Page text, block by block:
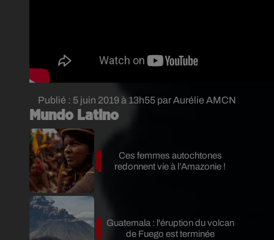
Publié : 5 juin 2019 à 13h55 par Aurélie AMCN
Mundo Latino
Ces femmes autochtones
redonnent vie à l’Amazonie !
Guatemala : l'éruption du volcan
de Fuego est terminée